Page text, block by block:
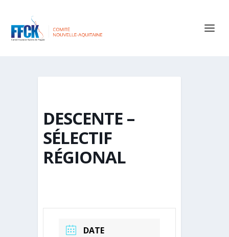
DESCENTE –
SÉLECTIF
RÉGIONAL
DATE